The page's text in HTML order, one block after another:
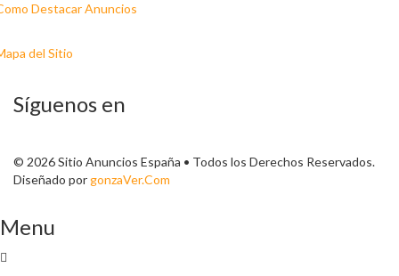
Destacar Anuncios
del Sitio
Síguenos en
© 2026 Sitio Anuncios España • Todos los Derechos Reservados.
Diseñado porgonzaVer.Com
Menu